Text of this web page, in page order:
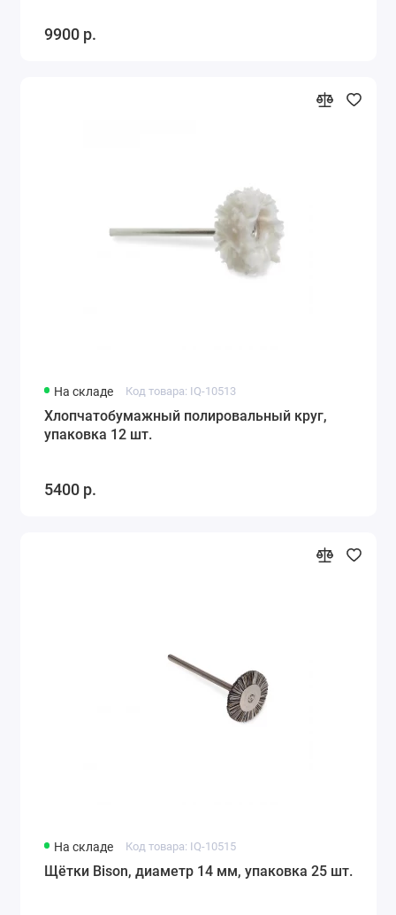
9900 р.
На складе Код товара: IQ-10513
Хлопчатобумажный полировальный круг,
упаковка 12 шт.
5400 р.
На складе Код товара: IQ-10515
Щётки Bison, диаметр 14 мм, упаковка 25 шт.